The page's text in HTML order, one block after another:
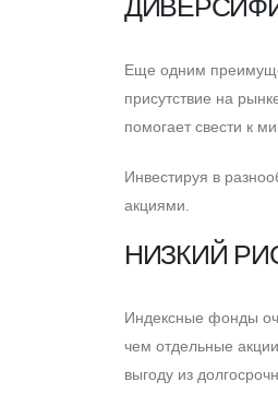
Eще одним
присутствие на
помогает свести к
Инвестируя в
акциями.
НИЗКИЙ
Индексные фонды
чем отдельные
выгоду из